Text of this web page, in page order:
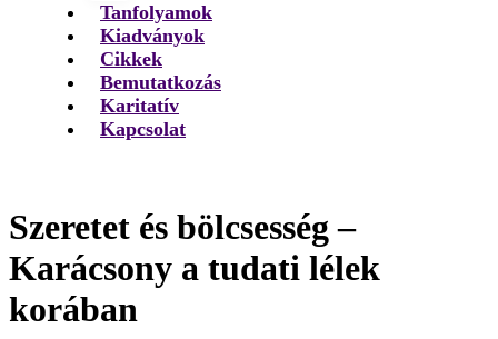
Tanfolyamok
Kiadványok
Cikkek
Bemutatkozás
Karitatív
Kapcsolat
Szeretet és bölcsesség –
Karácsony a tudati lélek
korában